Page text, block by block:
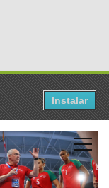
Instalar